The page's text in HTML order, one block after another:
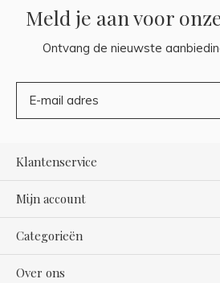
Meld je aan voor
Ontvang de nieuwste
Klantenservice
Mijn account
Categorieën
Over ons